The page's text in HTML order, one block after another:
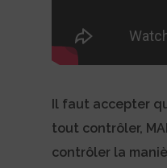
Il faut accepter
tout contrôler,
contrôler la